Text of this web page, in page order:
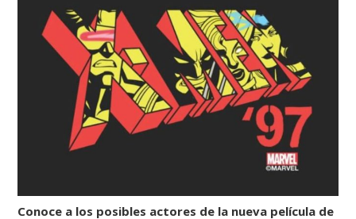
Conoce a los posibles actores de la nueva película de